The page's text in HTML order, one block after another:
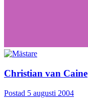
Christian van Caine
Postad 5 augusti 2004